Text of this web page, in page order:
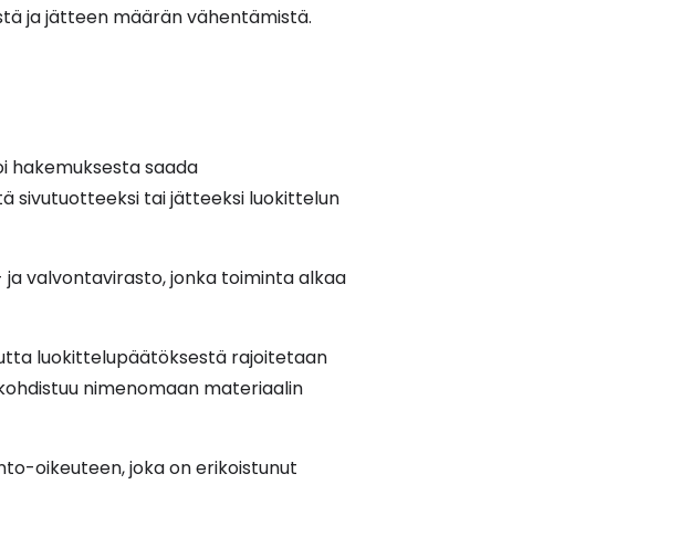
ja jätteen määrän vähentämistä.
hakemuksesta saada
sivutuotteeksi tai jätteeksi luokittelun
valvontavirasto, jonka toiminta alkaa
luokittelupäätöksestä rajoitetaan
nimenomaan materiaalin
oikeuteen, joka on erikoistunut